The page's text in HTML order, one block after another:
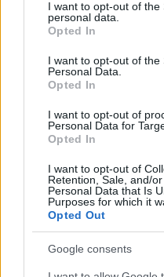
not limited to your visit or
grant or deny consent to
use your data for below
consent section.
I want to opt-out of the
personal data.
Opted In
I want to opt-out of the
Personal Data.
Opted In
I want to opt-out of
Personal Data for
Opted In
I want to opt-out of
Retention, Sale, and/
Personal Data that Is
Purposes for which it
Opted Out
Google consents
Fábry Sándor műsora
| 2026.06.08 20:24
szünetre vonul.